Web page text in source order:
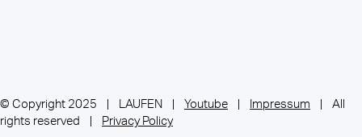
© Copyright 2025 | LAUFEN | Youtube | Impressum | All
rights reserved | Privacy Policy